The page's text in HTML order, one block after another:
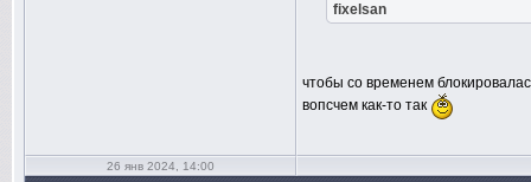
fixelsan
чтобы со временем
вопсчем как-то так
26 янв 2024, 14:00